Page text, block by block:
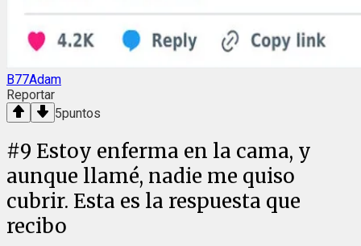
B77Adam
Reportar
5puntos
#9 Estoy enferma en la cama, y
aunque llamé, nadie me quiso
cubrir. Esta es la respuesta que
recibo